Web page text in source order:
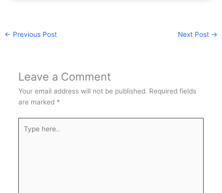
← Previous Post Next Post →
Leave a Comment
Your email address will not be published. Required fields
are marked *
here..